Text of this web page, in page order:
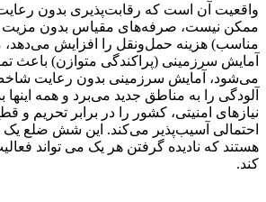
واقعیت آن است که رقابت‌پذیری بدون
ممکن نیست، صرفه‌های مقیاس بدون مزیت
مناسب) هزینه حمل‌ونقل را افزایش
آمایش سرزمینی (پراکندگی متوازن) باعث
می‌شود، آمایش سرزمینی بدون رعایت
آلودگی را به مناطق جدید می‌برد و همه
نیازهای امنیتی، کشور را در برابر تحریم و
احتمالی آسیب‌پذیر می‌کند. این شش ضلع
هستند که نادیده گرفتن هر یک می تواند
‌کند.